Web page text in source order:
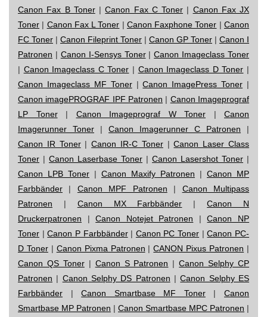
Canon Fax B Toner|Canon Fax C Toner | Canon Fax JX
Toner | Canon Fax L Toner | Canon Faxphone Toner |Canon
FC Toner | Canon Fileprint Toner | Canon GP Toner | Canon I
Patronen | Canon I-Sensys Toner|Canon Imageclass Toner
| Canon Imageclass C Toner | Canon Imageclass D Toner |
Canon Imageclass MF Toner|Canon ImagePress Toner |
Canon imagePROGRAF IPF Patronen | Canon Imageprograf
LP Toner| Canon Imageprograf W Toner | Canon
Imagerunner Toner | Canon Imagerunner C Patronen |
Canon IR Toner|Canon IR-C Toner|Canon Laser Class
Toner | Canon Laserbase Toner | Canon Lasershot Toner |
Canon LPB Toner | Canon Maxify Patronen | Canon MP
Farbbänder | Canon MPF Patronen | Canon Multipass
Patronen | Canon MX Farbbänder |Canon N
Druckerpatronen |Canon Notejet Patronen |Canon NP
Toner |Canon P Farbbänder| Canon PC Toner |Canon PC-
D Toner| Canon Pixma Patronen |CANON Pixus Patronen |
Canon QS Toner| Canon S Patronen |Canon Selphy CP
Patronen | Canon Selphy DS Patronen |Canon Selphy ES
Farbbänder |Canon Smartbase MF Toner|Canon
Smartbase MP Patronen | Canon Smartbase MPC Patronen |